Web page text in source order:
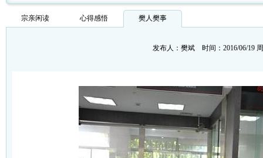
宗亲闲读 心得感悟 樊人樊事
发布人：樊斌 时间：2016/06/19